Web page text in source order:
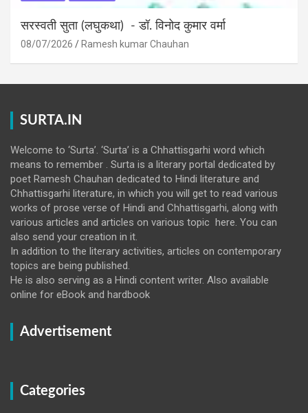
सरस्वती सुता (लघुकथा) ​- डॉ. विनोद कुमार वर्मा
08/07/2026 Ramesh kumar Chauhan
SURTA.IN
Welcome to ‘Surta’. ‘Surta’ is a Chhattisgarhi word which
means to remember . Surta is a literary portal dedicated by
poet Ramesh Chauhan dedicated to Hindi literature and
Chhattisgarhi literature, in which you will get to read various
works of prose verse of Hindi and Chhattisgarhi, along with
various articles and articles on various topic here. You can
also send your creation in it.
In addition to the literary activities, articles on contemporary
topics are being published.
He is also serving as a Hindi content writer. Also available
online for eBook and hardbook
Advertisement
Categories